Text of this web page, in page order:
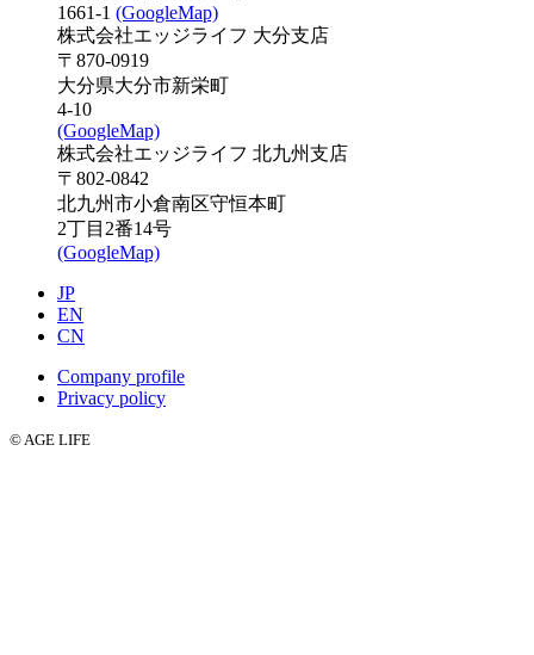
1661-1 (GoogleMap)
株式会社エッジライフ 大分支店
〒870-0919
大分県大分市新栄町
4-10
(GoogleMap)
株式会社エッジライフ 北九州支店
〒802-0842
北九州市小倉南区守恒本町
2丁目2番14号
(GoogleMap)
JP
EN
CN
Company profile
Privacy policy
© AGE LIFE